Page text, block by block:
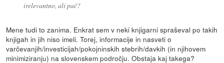
irelevantno, ali pač?
Mene tudi to zanima. Enkrat sem v neki knjigarni spraševal po takih
knjigah in jih niso imeli. Torej, informacije in nasveti o
varčevanjih/investicijah/pokojninskih stebrih/davkih (in njihovem
minimiziranju) na slovenskem področju. Obstaja kaj takega?